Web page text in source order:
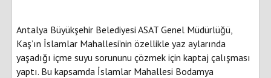
Antalya Büyükşehir Belediyesi ASAT Genel Müdürlüğü,
Kaş’ın İslamlar Mahallesi’nin özellikle yaz aylarında
yaşadığı içme suyu sorununu çözmek için kaptaj çalışması
yaptı. Bu kapsamda İslamlar Mahallesi Bodamya